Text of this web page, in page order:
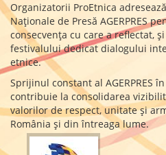
Organizatorii ProEtnica
Naționale de Presă AGERPRES
consecvența cu care a reflectat,
festivalului dedicat dialogului
etnice.
Sprijinul constant al AGERPRES
contribuie la consolidarea
valorilor de respect, unitate și
România și din întreaga lume.